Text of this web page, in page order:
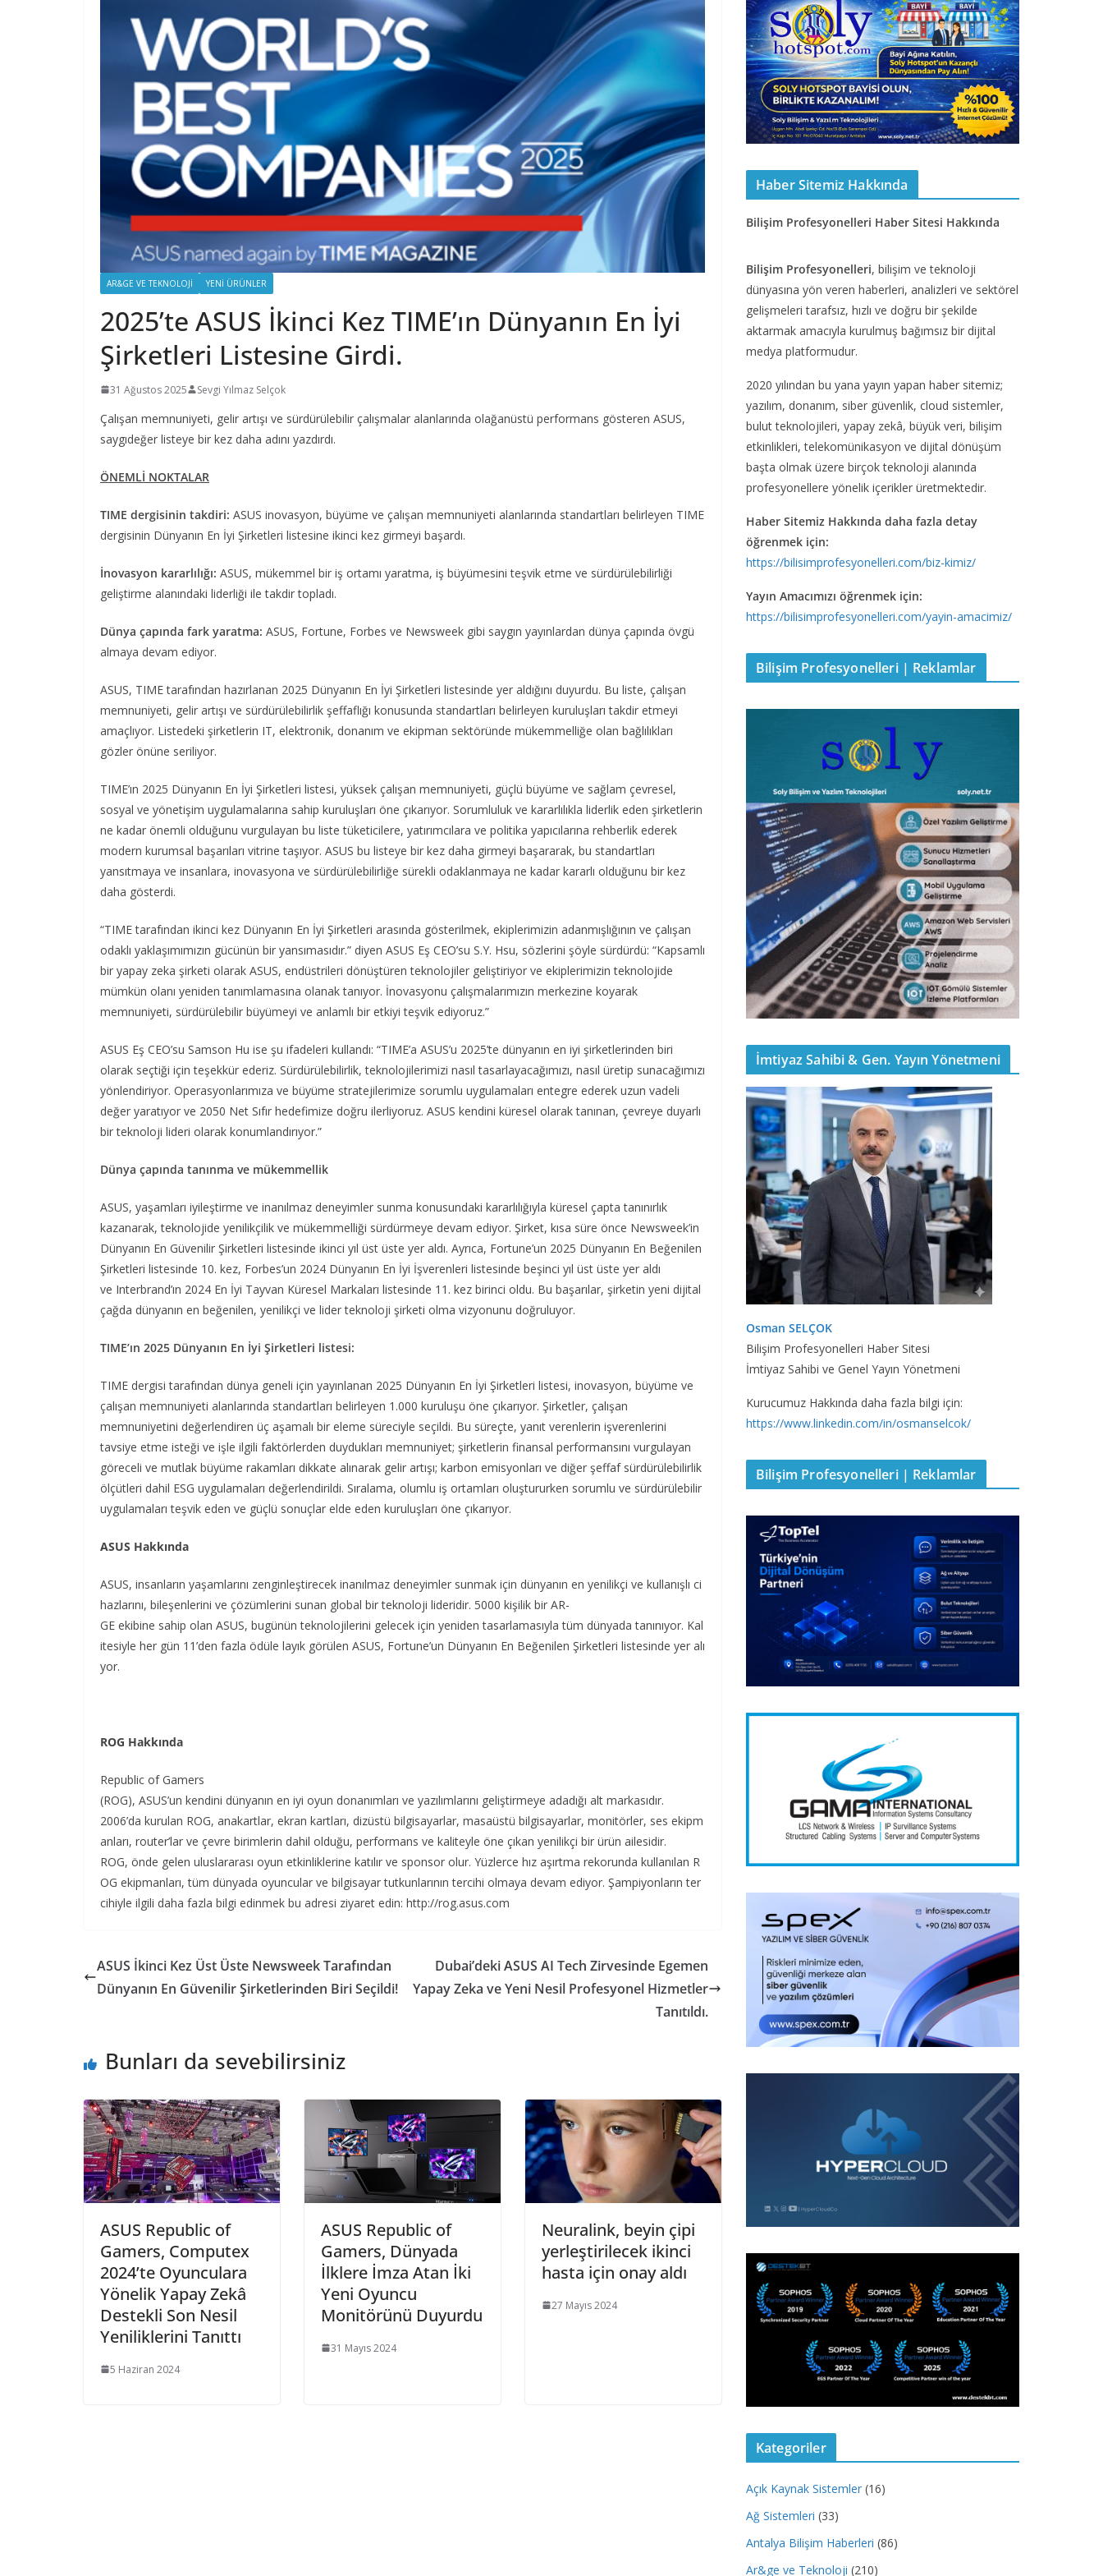
AR&GE VE TEKNOLOJI YENI ÜRÜNLER
2025’te ASUS İkinci Kez TIME’ın Dünyanın En İyi
Şirketleri Listesine Girdi.
31 Ağustos 2025 Sevgi Yılmaz Selçok
Çalışan memnuniyeti, gelir artışı ve sürdürülebilir çalışmalar alanlarında olağanüstü performans gösteren ASUS,
saygıdeğer listeye bir kez daha adını yazdırdı.
ÖNEMLİ NOKTALAR
TIME dergisinin takdiri: ASUS inovasyon, büyüme ve çalışan memnuniyeti alanlarında standartları belirleyen TIME
dergisinin Dünyanın En İyi Şirketleri listesine ikinci kez girmeyi başardı.
İnovasyon kararlılığı: ASUS, mükemmel bir iş ortamı yaratma, iş büyümesini teşvik etme ve sürdürülebilirliği
geliştirme alanındaki liderliği ile takdir topladı.
Dünya çapında fark yaratma: ASUS, Fortune, Forbes ve Newsweek gibi saygın yayınlardan dünya çapında övgü
almaya devam ediyor.
ASUS, TIME tarafından hazırlanan 2025 Dünyanın En İyi Şirketleri listesinde yer aldığını duyurdu. Bu liste, çalışan
memnuniyeti, gelir artışı ve sürdürülebilirlik şeffaflığı konusunda standartları belirleyen kuruluşları takdir etmeyi
amaçlıyor. Listedeki şirketlerin IT, elektronik, donanım ve ekipman sektöründe mükemmelliğe olan bağlılıkları
gözler önüne seriliyor.
TIME’ın 2025 Dünyanın En İyi Şirketleri listesi, yüksek çalışan memnuniyeti, güçlü büyüme ve sağlam çevresel,
sosyal ve yönetişim uygulamalarına sahip kuruluşları öne çıkarıyor. Sorumluluk ve kararlılıkla liderlik eden şirketlerin
ne kadar önemli olduğunu vurgulayan bu liste tüketicilere, yatırımcılara ve politika yapıcılarına rehberlik ederek
modern kurumsal başarıları vitrine taşıyor. ASUS bu listeye bir kez daha girmeyi başararak, bu standartları
yansıtmaya ve insanlara, inovasyona ve sürdürülebilirliğe sürekli odaklanmaya ne kadar kararlı olduğunu bir kez
daha gösterdi.
“TIME tarafından ikinci kez Dünyanın En İyi Şirketleri arasında gösterilmek, ekiplerimizin adanmışlığının ve çalışan
odaklı yaklaşımımızın gücünün bir yansımasıdır.” diyen ASUS Eş CEO’su S.Y. Hsu, sözlerini şöyle sürdürdü: “Kapsamlı
bir yapay zeka şirketi olarak ASUS, endüstrileri dönüştüren teknolojiler geliştiriyor ve ekiplerimizin teknolojide
mümkün olanı yeniden tanımlamasına olanak tanıyor. İnovasyonu çalışmalarımızın merkezine koyarak
memnuniyeti, sürdürülebilir büyümeyi ve anlamlı bir etkiyi teşvik ediyoruz.”
ASUS Eş CEO’su Samson Hu ise şu ifadeleri kullandı: “TIME’a ASUS’u 2025’te dünyanın en iyi şirketlerinden biri
olarak seçtiği için teşekkür ederiz. Sürdürülebilirlik, teknolojilerimizi nasıl tasarlayacağımızı, nasıl üretip sunacağımızı
yönlendiriyor. Operasyonlarımıza ve büyüme stratejilerimize sorumlu uygulamaları entegre ederek uzun vadeli
değer yaratıyor ve 2050 Net Sıfır hedefimize doğru ilerliyoruz. ASUS kendini küresel olarak tanınan, çevreye duyarlı
bir teknoloji lideri olarak konumlandırıyor.”
Dünya çapında tanınma ve mükemmellik
ASUS, yaşamları iyileştirme ve inanılmaz deneyimler sunma konusundaki kararlılığıyla küresel çapta tanınırlık
kazanarak, teknolojide yenilikçilik ve mükemmelliği sürdürmeye devam ediyor. Şirket, kısa süre önce Newsweek’in
Dünyanın En Güvenilir Şirketleri listesinde ikinci yıl üst üste yer aldı. Ayrıca, Fortune’un 2025 Dünyanın En Beğenilen
Şirketleri listesinde 10. kez, Forbes’un 2024 Dünyanın En İyi İşverenleri listesinde beşinci yıl üst üste yer aldı
ve Interbrand’ın 2024 En İyi Tayvan Küresel Markaları listesinde 11. kez birinci oldu. Bu başarılar, şirketin yeni dijital
çağda dünyanın en beğenilen, yenilikçi ve lider teknoloji şirketi olma vizyonunu doğruluyor.
TIME’ın 2025 Dünyanın En İyi Şirketleri listesi:
TIME dergisi tarafından dünya geneli için yayınlanan 2025 Dünyanın En İyi Şirketleri listesi, inovasyon, büyüme ve
çalışan memnuniyeti alanlarında standartları belirleyen 1.000 kuruluşu öne çıkarıyor. Şirketler, çalışan
memnuniyetini değerlendiren üç aşamalı bir eleme süreciyle seçildi. Bu süreçte, yanıt verenlerin işverenlerini
tavsiye etme isteği ve işle ilgili faktörlerden duydukları memnuniyet; şirketlerin finansal performansını vurgulayan
göreceli ve mutlak büyüme rakamları dikkate alınarak gelir artışı; karbon emisyonları ve diğer şeffaf sürdürülebilirlik
ölçütleri dahil ESG uygulamaları değerlendirildi. Sıralama, olumlu iş ortamları oluştururken sorumlu ve sürdürülebilir
uygulamaları teşvik eden ve güçlü sonuçlar elde eden kuruluşları öne çıkarıyor.
ASUS Hakkında
ASUS, insanların yaşamlarını zenginleştirecek inanılmaz deneyimler sunmak için dünyanın en yenilikçi ve kullanışlı ci
hazlarını, bileşenlerini ve çözümlerini sunan global bir teknoloji lideridir. 5000 kişilik bir AR-
GE ekibine sahip olan ASUS, bugünün teknolojilerini gelecek için yeniden tasarlamasıyla tüm dünyada tanınıyor. Kal
itesiyle her gün 11’den fazla ödüle layık görülen ASUS, Fortune’un Dünyanın En Beğenilen Şirketleri listesinde yer alı
yor.
ROG Hakkında
Republic of Gamers
(ROG), ASUS’un kendini dünyanın en iyi oyun donanımları ve yazılımlarını geliştirmeye adadığı alt markasıdır.
2006’da kurulan ROG, anakartlar, ekran kartları, dizüstü bilgisayarlar, masaüstü bilgisayarlar, monitörler, ses ekipm
anları, router’lar ve çevre birimlerin dahil olduğu, performans ve kaliteyle öne çıkan yenilikçi bir ürün ailesidir.
ROG, önde gelen uluslararası oyun etkinliklerine katılır ve sponsor olur. Yüzlerce hız aşırtma rekorunda kullanılan R
OG ekipmanları,tüm dünyada oyuncular ve bilgisayar tutkunlarının tercihi olmaya devam ediyor. Şampiyonların ter
cihiyle ilgili daha fazla bilgi edinmek bu adresi ziyaret edin: http://rog.asus.com
ASUS İkinci Kez Üst Üste Newsweek Tarafından
Dünyanın En Güvenilir Şirketlerinden Biri Seçildi!
Dubai’deki ASUS AI Tech Zirvesinde Egemen
Yapay Zeka ve Yeni Nesil Profesyonel Hizmetler
Tanıtıldı.
Bunları da sevebilirsiniz
ASUS Republic of
Gamers, Computex
2024’te Oyunculara
Yönelik Yapay Zekâ
Destekli Son Nesil
Yeniliklerini Tanıttı
5 Haziran 2024
ASUS Republic of
Gamers, Dünyada
İlklere İmza Atan İki
Yeni Oyuncu
Monitörünü Duyurdu
31 Mayıs 2024
Neuralink, beyin çipi
yerleştirilecek ikinci
hasta için onay aldı
27 Mayıs 2024
Haber Sitemiz Hakkında
Bilişim Profesyonelleri Haber Sitesi Hakkında
Bilişim Profesyonelleri, bilişim ve teknoloji
dünyasına yön veren haberleri, analizleri ve sektörel
gelişmeleri tarafsız, hızlı ve doğru bir şekilde
aktarmak amacıyla kurulmuş bağımsız bir dijital
medya platformudur.
2020 yılından bu yana yayın yapan haber sitemiz;
yazılım, donanım, siber güvenlik, cloud sistemler,
bulut teknolojileri, yapay zekâ, büyük veri, bilişim
etkinlikleri, telekomünikasyon ve dijital dönüşüm
başta olmak üzere birçok teknoloji alanında
profesyonellere yönelik içerikler üretmektedir.
Haber Sitemiz Hakkında daha fazla detay
öğrenmek için:
https://bilisimprofesyonelleri.com/biz-kimiz/
Yayın Amacımızı öğrenmek için:
https://bilisimprofesyonelleri.com/yayin-amacimiz/
Bilişim Profesyonelleri | Reklamlar
İmtiyaz Sahibi & Gen. Yayın Yönetmeni
Osman SELÇOK
Bilişim Profesyonelleri Haber Sitesi
İmtiyaz Sahibi ve Genel Yayın Yönetmeni
Kurucumuz Hakkında daha fazla bilgi için:
https://www.linkedin.com/in/osmanselcok/
Bilişim Profesyonelleri | Reklamlar
Kategoriler
Açık Kaynak Sistemler (16)
Ağ Sistemleri (33)
Antalya Bilişim Haberleri (86)
Ar&ge ve Teknoloji (210)